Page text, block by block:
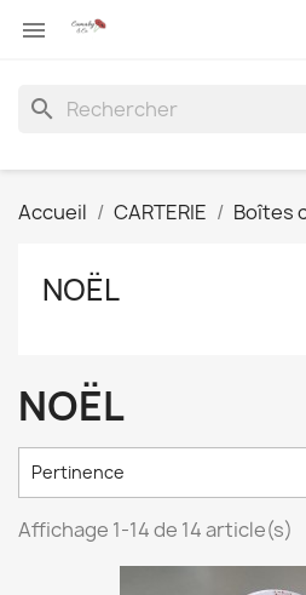

search
Accueil CARTERIE Boîtes
NOËL
NOËL
Pertinence
Affichage 1-14 de 14 article(s)